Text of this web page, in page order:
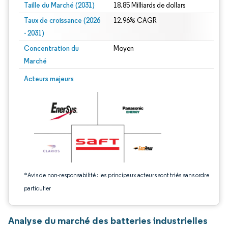
Taille du Marché (2031) 18.85 Milliards de dollars
Taux de croissance (2026
- 2031)
12.96% CAGR
Concentration du
Marché
Moyen
Acteurs majeurs
*Avis de non-responsabilité : les principaux acteurs sont triés sans ordre
particulier
Image © Mordor Intelligence. La réutilisation nécessite une attribution sous CC
Analyse du marché des batteries industrielles